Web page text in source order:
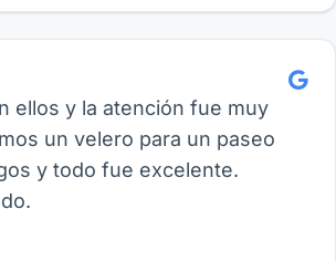
ellos y la atención fue muy
un velero para un paseo
y todo fue excelente.